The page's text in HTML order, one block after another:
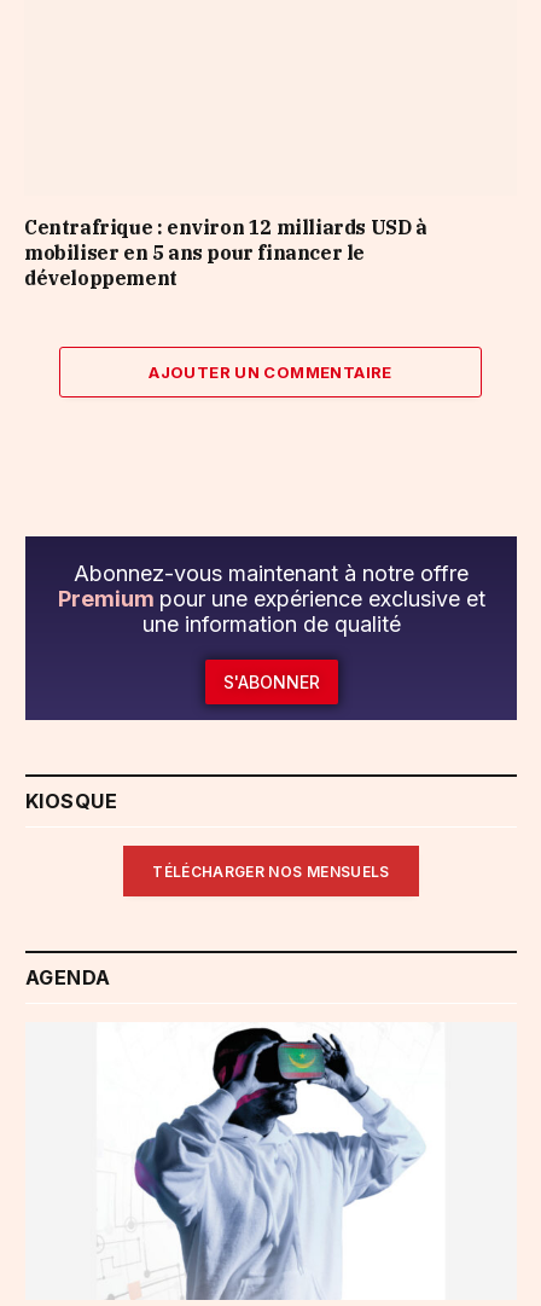
Centrafrique : environ 12 milliards USD à
mobiliser en 5 ans pour financer le
développement
AJOUTER UN COMMENTAIRE
Abonnez-vous maintenant à notre offre
Premium pour une expérience exclusive et
une information de qualité
S'ABONNER
KIOSQUE
TÉLÉCHARGER NOS MENSUELS
AGENDA